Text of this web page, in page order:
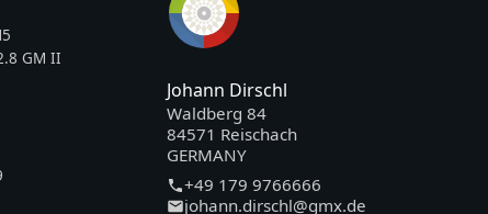
GM II
Johann Dirschl
Waldberg 84
84571 Reischach
GERMANY
+49 179 9766666
johann.dirschl@gmx.de